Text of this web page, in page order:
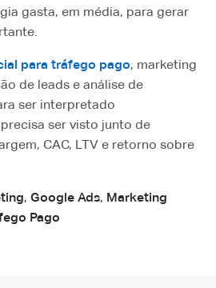
gasta, em média, para gerar
para tráfego pago, marketing
de leads e análise de
ser interpretado
ser visto junto de
CAC, LTV e retorno sobre
, Google Ads, Marketing
Pago